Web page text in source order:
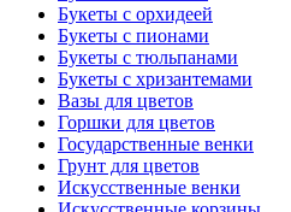
Букеты с орхидеей
Букеты с пионами
Букеты с тюльпанами
Букеты с хризантемами
Вазы для цветов
Горшки для цветов
Государственные венки
Грунт для цветов
Искусственные венки